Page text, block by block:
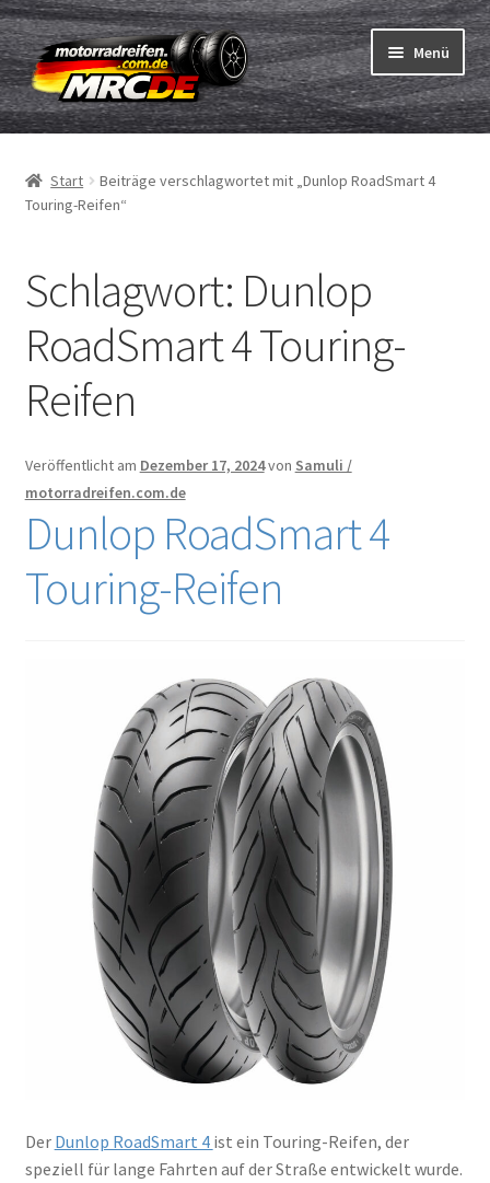
Zur
Navigation
springen
Zum
Inhalt
springen
Menü
Reifen
Schläuche
ABC
Reifentest
Marken
Start
Beiträge verschlagwortet mit „Dunlop RoadSmart 4
Touring-Reifen“
Schlagwort: Dunlop
RoadSmart 4 Touring-
Reifen
Veröffentlicht am Dezember 17, 2024von Samuli /
motorradreifen.com.de
Dunlop RoadSmart 4
Touring-Reifen
Der Dunlop RoadSmart 4 ist ein Touring-Reifen, der
speziell für lange Fahrten auf der Straße entwickelt wurde.